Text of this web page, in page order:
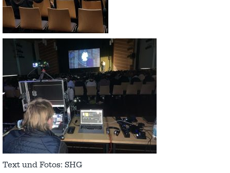
Text und Fotos: SHG